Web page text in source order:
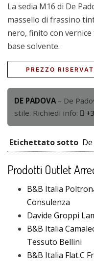
La sedia M16 di De
massello di frassino
nero, finito con
base solvente.
PREZZO
DE PADOVA – De
stile. Richiedi info:
Etichettato sotto
Prodotti Outlet
B&B Italia
Consulenza
Davide Groppi
B&B Italia
Tessuto Bellini
B&B Italia Flat.C